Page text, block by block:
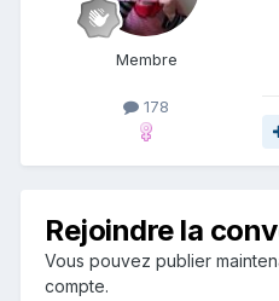
Membre
178
Rejoindre la
Vous pouvez publier
compte.